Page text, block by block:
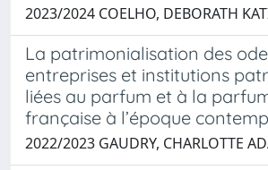
2023/2024 COELHO, DEBORATH
La patrimonialisation des
entreprises et institutions
liées au parfum et à la
française à l’époque
2022/2023 GAUDRY, CHARLOTTE